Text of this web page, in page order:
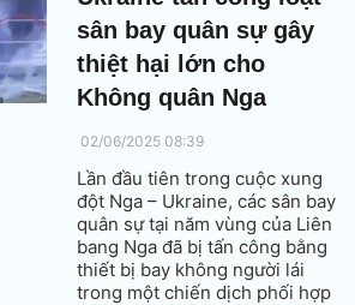
sân bay quân sự gây
thiệt hại lớn cho
Không quân Nga
02/06/2025 08:39
Lần đầu tiên trong cuộc xung
đột Nga – Ukraine, các sân bay
quân sự tại năm vùng của Liên
bang Nga đã bị tấn công bằng
thiết bị bay không người lái
trong một chiến dịch phối hợp